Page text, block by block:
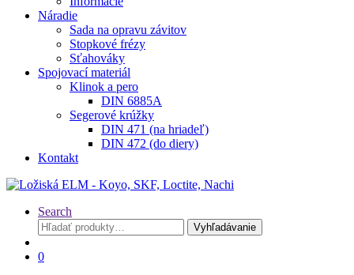
Náradie
Sada na opravu závitov
Stopkové frézy
Sťahováky
Spojovací materiál
Klinok a pero
DIN 6885A
Segerové krúžky
DIN 471 (na hriadeľ)
DIN 472 (do diery)
Kontakt
Search
Hľadať:
Vyhľadávanie
0